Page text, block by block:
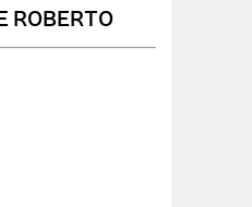
ROBERTO